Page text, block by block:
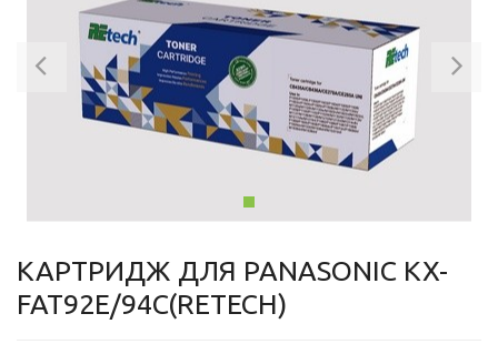
Previous
КАРТРИДЖ ДЛЯ PANASONIC KX-
FAT92E/94C(RETECH)